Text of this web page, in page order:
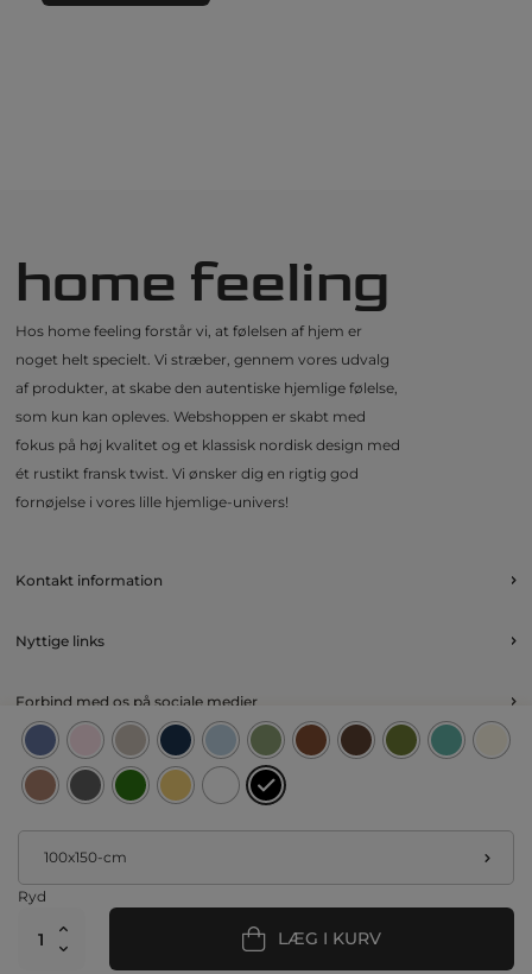
100x150-cm
Ryd
LÆG I KURV
home feeling
Hos home feeling forstår vi, at følelsen af hjem er
noget helt specielt. Vi stræber, gennem vores udvalg
af produkter, at skabe den autentiske hjemlige følelse,
som kun kan opleves. Webshoppen er skabt med
fokus på høj kvalitet og et klassisk nordisk design med
ét rustikt fransk twist. Vi ønsker dig en rigtig god
fornøjelse i vores lille hjemlige-univers!
Kontakt information
Nyttige links
Forbind med os på sociale medier